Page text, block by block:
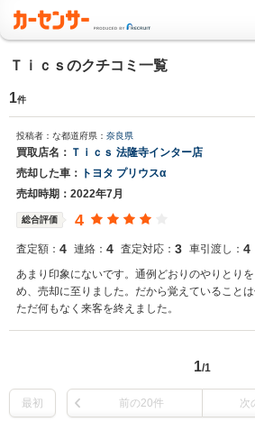
Ｔｉｃｓのクチコミ一覧
1件
投稿者：な都道府県： 奈良県
買取店名： Ｔｉｃｓ 法隆寺インター店
売却した車：
トヨタ プリウスα
売却時期：2022年7月
総合評価 4
査定額： 4 連絡： 4 査定対応： 3 車引渡し： 4
あまり印象にないです。通例どおりのやりとり
め、売却に至りました。だから覚えていることは
ただ何もなく来客を終えました。
1/1
最初 前の20件 次